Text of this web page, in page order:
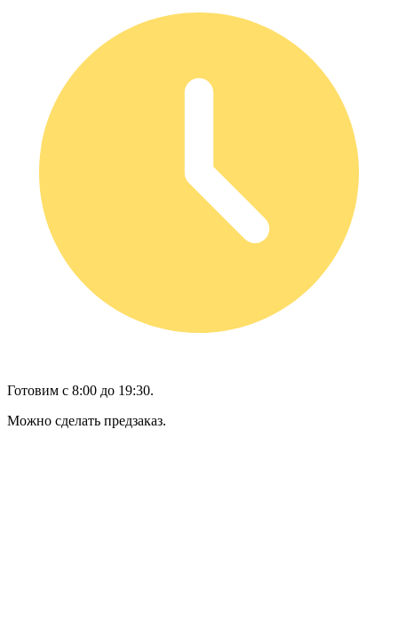
Готовим с 8:00 до 19:30.
Можно сделать предзаказ.